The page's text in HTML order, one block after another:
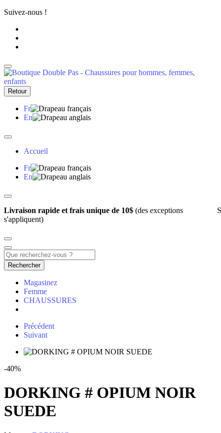
Suivez-nous !
Retour
Fr
En
Accueil
Fr
En
Livraison rapide et frais unique de 10$ (des exceptions
s'appliquent)
Rechercher
Magasinez
Femme
CHAUSSURES
Précédent
Suivant
-40%
DORKING # OPIUM NOIR
SUEDE